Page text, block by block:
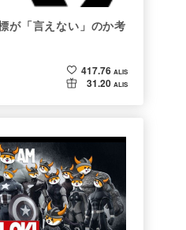
が「言えない」のか考
417.76 ALIS
31.20 ALIS